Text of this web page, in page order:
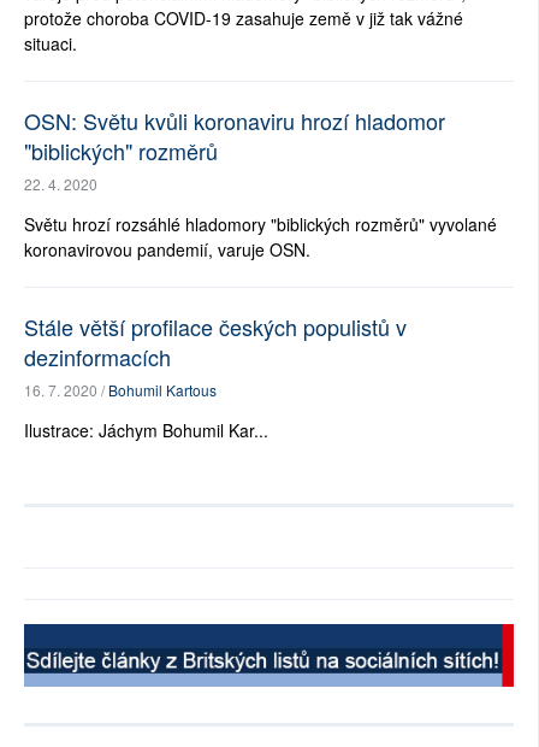
protože choroba COVID-19 zasahuje země v již tak vážné
situaci.
OSN: Světu kvůli koronaviru hrozí hladomor
"biblických" rozměrů
22. 4. 2020
Světu hrozí rozsáhlé hladomory "biblických rozměrů" vyvolané
koronavirovou pandemií, varuje OSN.
Stále větší profilace českých populistů v
dezinformacích
16. 7. 2020 /Bohumil Kartous
Ilustrace: Jáchym Bohumil Kar...